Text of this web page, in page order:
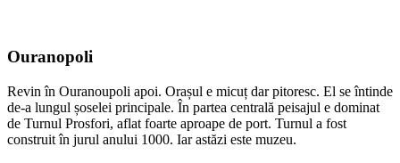
Ouranopoli
Revin în Ouranoupoli apoi. Orașul e micuț dar pitoresc. El se întinde
de-a lungul șoselei principale. În partea centrală peisajul e dominat
de Turnul Prosfori, aflat foarte aproape de port. Turnul a fost
construit în jurul anului 1000. Iar astăzi este muzeu.